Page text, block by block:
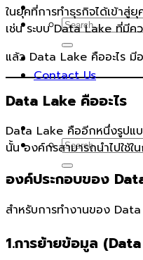
Contact Us
ในยุคที่การทำธุรกิจได้เข้า
เช่น ระบบ Data Lake ที่มีค
แล้ว Data Lake คืออะไร มี
Data Lake คืออะไร
Data Lake คืออีกหนึ่งรูปแ
นั้น องค์กรสามารถนำไปใช้ใ
องค์ประกอบของ
สำหรับการทำงานของ
1.การย้ายข้อมูล